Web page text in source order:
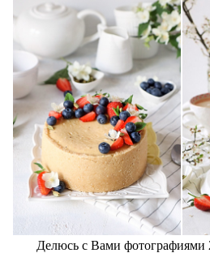
Делюсь с Вами фотографиями